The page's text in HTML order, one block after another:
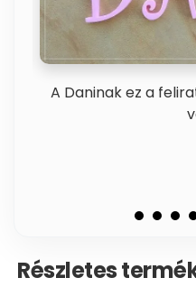
A Daninak ez a
Részletes